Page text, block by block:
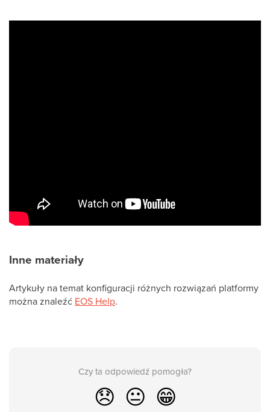
Inne materiały
Artykuły na temat konfiguracji różnych rozwiązań platformy
można znaleźć EOS Help.
Czy ta odpowiedź pomogła?
😞 😐 😁